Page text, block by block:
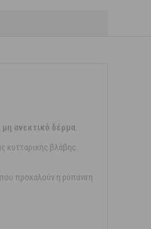
ανεκτικό δέρμα.
κυτταρικής βλάβης.
προκαλούν η ρύπανση